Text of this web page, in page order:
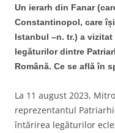
Un ierarh din Fanar
Constantinopol, care
Istanbul –n. tr.) a
legăturilor dintre
Română. Ce se află în
La 11 august 2023,
reprezentantul
întărirea legăturilor